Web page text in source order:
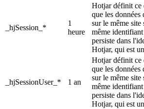
_hjSession_*
1
heure
Hotjar définit ce
que les données
sur le même site
même
persiste dans
Hotjar, qui est
_hjSessionUser_* 1 an
Hotjar définit ce
que les données
sur le même site
même
persiste dans
Hotjar, qui est